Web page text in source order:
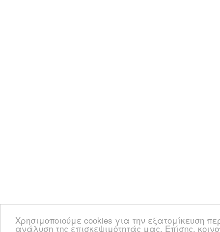
Χρησιμοποιούμε cookies για την εξατομίκευση
ανάλυση της επισκεψιμότητάς μας. Επίσης,